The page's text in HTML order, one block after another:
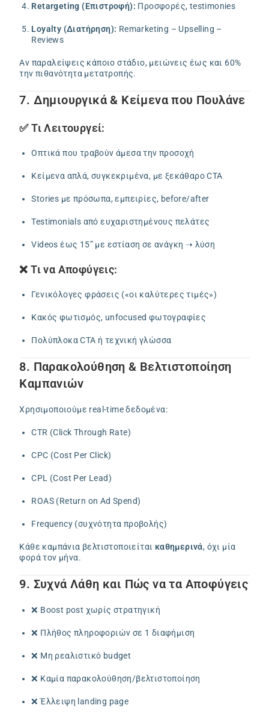
Retargeting (Επιστροφή): Προσφορές, testimonies
Loyalty (Διατήρηση): Remarketing – Upselling –
Reviews
Αν παραλείψεις κάποιο στάδιο, μειώνεις έως και 60%
την πιθανότητα μετατροπής.
7. Δημιουργικά & Κείμενα που Πουλάνε
✅ Τι Λειτουργεί:
Οπτικά που τραβούν άμεσα την προσοχή
Κείμενα απλά, συγκεκριμένα, με ξεκάθαρο CTA
Stories με πρόσωπα, εμπειρίες, before/after
Testimonials από ευχαριστημένους πελάτες
Videos έως 15” με εστίαση σε ανάγκη ➝ λύση
❌ Τι να Αποφύγεις:
Γενικόλογες φράσεις («οι καλύτερες τιμές»)
Κακός φωτισμός, unfocused φωτογραφίες
Πολύπλοκα CTA ή τεχνική γλώσσα
8. Παρακολούθηση & Βελτιστοποίηση
Καμπανιών
Χρησιμοποιούμε real-time δεδομένα:
CTR (Click Through Rate)
CPC (Cost Per Click)
CPL (Cost Per Lead)
ROAS (Return on Ad Spend)
Frequency (συχνότητα προβολής)
Κάθε καμπάνια βελτιστοποιείται καθημερινά, όχι μία
φορά τον μήνα.
9. Συχνά Λάθη και Πώς να τα Αποφύγεις
❌ Boost post χωρίς στρατηγική
❌ Πλήθος πληροφοριών σε 1 διαφήμιση
❌ Μη ρεαλιστικό budget
❌ Καμία παρακολούθηση/βελτιστοποίηση
❌ Έλλειψη landing page